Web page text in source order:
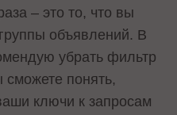
– это то, что вы
объявлений. В
убрать фильтр
понять,
ключи к запросам